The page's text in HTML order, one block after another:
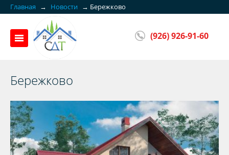
Главная → Новости → Бережково
(926) 926-91-60
Бережково